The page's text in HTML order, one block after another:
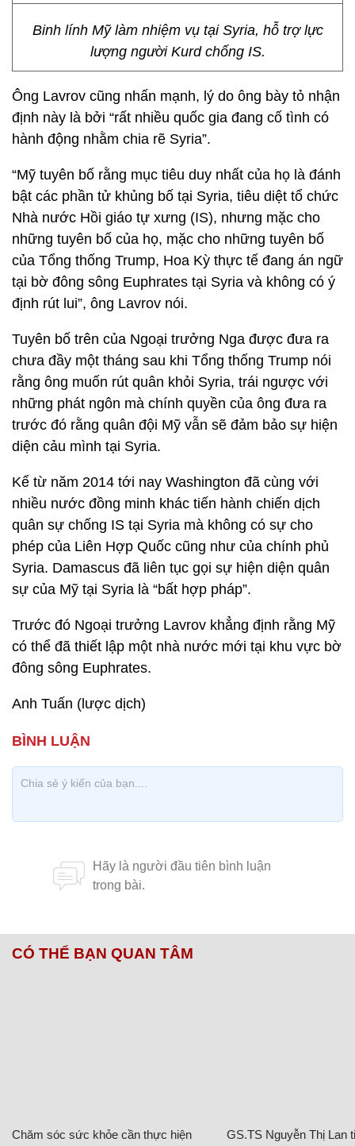
Binh lính Mỹ làm nhiệm vụ tại Syria, hỗ trợ lực
lượng người Kurd chống IS.
Ông Lavrov cũng nhấn mạnh, lý do ông bày tỏ nhận
định này là bởi “rất nhiều quốc gia đang cố tình có
hành động nhằm chia rẽ Syria”.
“Mỹ tuyên bố rằng mục tiêu duy nhất của họ là đánh
bật các phần tử khủng bố tại Syria, tiêu diệt tổ chức
Nhà nước Hồi giáo tự xưng (IS), nhưng mặc cho
những tuyên bố của họ, mặc cho những tuyên bố
của Tổng thống Trump, Hoa Kỳ thực tế đang án ngữ
tại bờ đông sông Euphrates tại Syria và không có ý
định rút lui”, ông Lavrov nói.
Tuyên bố trên của Ngoại trưởng Nga được đưa ra
chưa đầy một tháng sau khi Tổng thống Trump nói
rằng ông muốn rút quân khỏi Syria, trái ngược với
những phát ngôn mà chính quyền của ông đưa ra
trước đó rằng quân đội Mỹ vẫn sẽ đảm bảo sự hiện
diện cảu mình tại Syria.
Kể từ năm 2014 tới nay Washington đã cùng với
nhiều nước đồng minh khác tiến hành chiến dịch
quân sự chống IS tại Syria mà không có sự cho
phép của Liên Hợp Quốc cũng như của chính phủ
Syria. Damascus đã liên tục gọi sự hiện diện quân
sự của Mỹ tại Syria là “bất hợp pháp”.
Trước đó Ngoại trưởng Lavrov khẳng định rằng Mỹ
có thể đã thiết lập một nhà nước mới tại khu vực bờ
đông sông Euphrates.
Anh Tuấn (lược dịch)
CÓ THỂ BẠN QUAN TÂM
Chăm sóc sức khỏe cần thực hiện GS.TS Nguyễn Thị Lan